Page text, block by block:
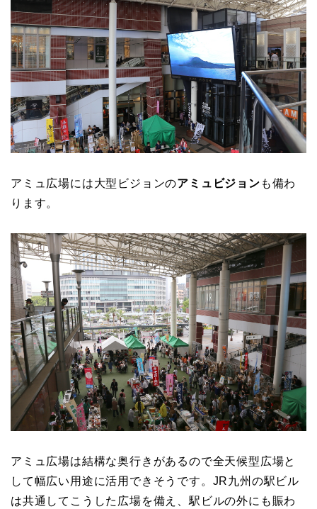
アミュ広場には大型ビジョンのアミュビジョン も備わ
ります。
アミュ広場は結構な奥行きがあるので全天候型広場と
して幅広い用途に活用できそうです。JR九州の駅ビル
は共通してこうした広場を備え、駅ビルの外にも賑わ